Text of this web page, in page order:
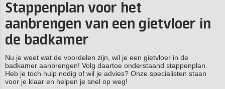
Stappenplan voor het
aanbrengen van een gietvloer in
de badkamer
Nu je weet wat de voordelen zijn, wil je een gietvloer in de
badkamer aanbrengen! Volg daartoe onderstaand stappenplan.
Heb je toch hulp nodig of wil je advies? Onze specialisten staan
voor je klaar en helpen je snel op weg!